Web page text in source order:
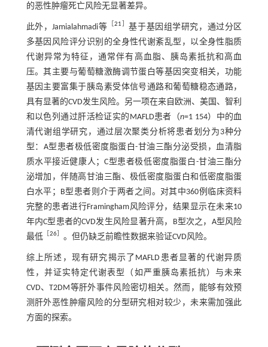
的恶性肿瘤死亡风险无显著差异。
此外，Jamialahmadi等 ［21］ 基于基因组学研究，通过分区
多基因风险评分识别的全身性代谢紊乱型，以全身性脂质
代谢异常为特征，通常伴有高血脂、胰岛素抵抗和高血
压。其主要与葡萄糖激酶调节蛋白等基因突变相关，功能
基因主要富集于胰岛素受体信号通路和葡萄糖稳态通路，
具有显著的CVD发生风险。另一项在来自欧洲、美国、智利
和以色列通过肝活检证实的MAFLD患者（n=1 154）中的血
清代谢组学研究，通过层次聚类分析将患者划分为3种分
型：A型患者极低密度脂蛋白-甘油三酯分泌受损，血清脂
质水平接近健康人；C型患者极低密度脂蛋白-甘油三酯分
泌增加，伴随高甘油三酯、极低密度脂蛋白和低密度脂蛋
白水平；B型患者则介于两者之间。对其中360例临床资料
完整的患者进行Framingham风险评分，结果显示在未来10
年内C型患者的CVD发生风险显著升高，B型次之，A型风险
最低［26］ 。但仍缺乏前瞻性数据来验证CVD风险。
综上所述，现有研究揭示了MAFLD患者显著的代谢异质
性，并证实特定代谢表型（如严重胰岛素抵抗）与未来
CVD、T2DM等肝外事件风险密切相关。然而，能够有效预
测肝外恶性肿瘤风险的分型研究相对较少，未来需加强此
方面的探索。